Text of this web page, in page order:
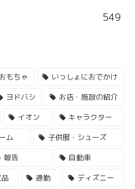
549
おもちゃ
いっしょにおでかけ
ヨドバシ
お店・施設の紹介
イオン
キャラクター
ム
子供服・シューズ
報告
自動車
通勤
ディズニー